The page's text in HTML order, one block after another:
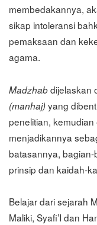
membedakannya,
sikap intoleransi
pemaksaan dan
agama.
Madzhabdijelaskan
(manhaj)yang
penelitian,
menjadikannya
batasannya,
prinsip dan kaidah-
Belajar dari sejarah
Maliki, Syafi’I dan